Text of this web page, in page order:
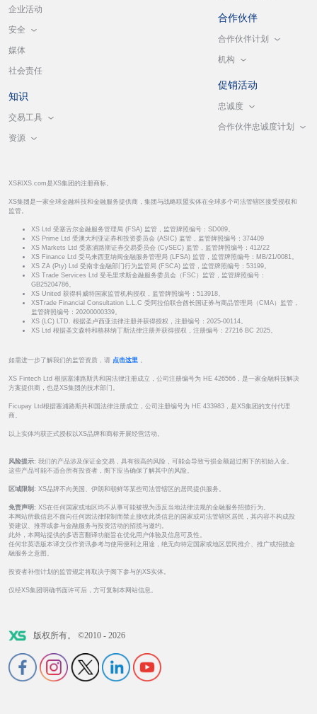
企业活动
安全
媒体
社会责任
知识
交易工具
资源
合作伙伴
合作伙伴计划
机构
促销活动
忠诚度
合作伙伴忠诚度计划
XS和XS.com是XS集团的注册商标。
XS集团是一家全球金融科技和金融服务提供商，集团与战略联盟实体在全球多个司法管辖区接受授权和
监管。
XS Ltd 受塞舌尔金融服务管理局 (FSA) 监管，监管牌照编号：SD089。
XS Prime Ltd 受澳大利亚证券和投资委员会 (ASIC) 监管，监管牌照编号：374409
XS Markets Ltd 受塞浦路斯证券交易委员会 (CySEC) 监管，监管牌照编号：412/22
XS Finance Ltd 受马来西亚纳闽金融服务管理局 (LFSA) 监管，监管牌照编号：MB/21/0081。
XS ZA (Pty) Ltd 受南非金融部门行为监管局 (FSCA) 监管，监管牌照编号：53199。
XS Trade Services Ltd 受毛里求斯金融服务委员会（FSC）监管，监管牌照编号：
GB25204786。
XS United 获得科威特国家监管机构授权，监管牌照编号：513918。
XSTrade Financial Consultation L.L.C 受阿拉伯联合酋长国证券与商品管理局（CMA）监管，
监管牌照编号：20200000339。
XS (LC) LTD. 根据圣卢西亚法律注册并获得授权，注册编号：2025-00114。
XS Ltd 根据圣文森特和格林纳丁斯法律注册并获得授权，注册编号：27216 BC 2025。
如需进一步了解我们的监管资质，请 点击这里 。
XS Fintech Ltd 根据塞浦路斯共和国法律注册成立，公司注册编号为 HE 426566，是一家金融科技解决
方案提供商，也是XS集团的技术部门。
Ficupay Ltd根据塞浦路斯共和国法律注册成立，公司注册编号为 HE 433983，是XS集团的支付代理
商。
以上实体均获正式授权以XS品牌和商标开展经营活动。
风险提示: 我们的产品涉及保证金交易，具有很高的风险，可能会导致亏损金额超过阁下的初始入金。
这些产品可能不适合所有投资者，阁下应当确保了解其中的风险。
区域限制: XS品牌不向美国、伊朗和朝鲜等某些司法管辖区的居民提供服务。
免责声明: XS在任何国家或地区均不从事可能被视为违反当地法律法规的金融服务招揽行为。
本网站所载信息不面向任何因法律限制而禁止接收此类信息的国家或司法管辖区居民，其内容不构成投
资建议、推荐或参与金融服务与投资活动的招揽与邀约。
此外，本网站提供的多语言翻译功能旨在优化用户体验及信息可及性。
任何非英语版本译文仅作资讯参考与使用便利之用途，绝无向特定国家或地区居民推介、推广或招揽金
融服务之意图。
投资者补偿计划的监管规定将取决于阁下参与的XS实体。
仅经XS集团明确书面许可后，方可复制本网站信息。
版权所有。 ©2010 - 2026